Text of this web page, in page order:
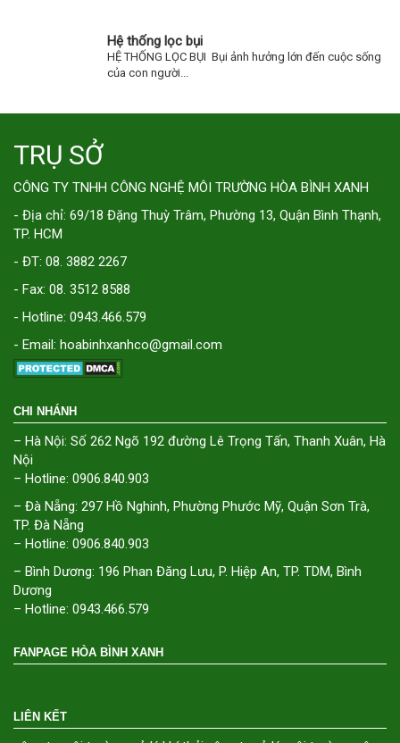
Hệ thống lọc bụi
HỆ THỐNG LỌC BỤI Bụi ảnh hưởng lớn đến cuộc sống
của con người...
TRỤ SỞ
CÔNG TY TNHH CÔNG NGHỆ MÔI TRƯỜNG HÒA BÌNH XANH
- Địa chỉ: 69/18 Đặng Thuỳ Trâm, Phường 13, Quận Bình Thạnh,
TP. HCM
- ĐT: 08. 3882 2267
- Fax: 08. 3512 8588
- Hotline: 0943.466.579
- Email: hoabinhxanhco@gmail.com
CHI NHÁNH
– Hà Nội: Số 262 Ngõ 192 đường Lê Trọng Tấn, Thanh Xuân, Hà
Nội
– Hotline: 0906.840.903
– Đà Nẵng: 297 Hồ Nghinh, Phường Phước Mỹ, Quận Sơn Trà,
TP. Đà Nẵng
– Hotline: 0906.840.903
– Bình Dương: 196 Phan Đăng Lưu, P. Hiệp An, TP. TDM, Bình
Dương
– Hotline: 0943.466.579
FANPAGE HÒA BÌNH XANH
LIÊN KẾT